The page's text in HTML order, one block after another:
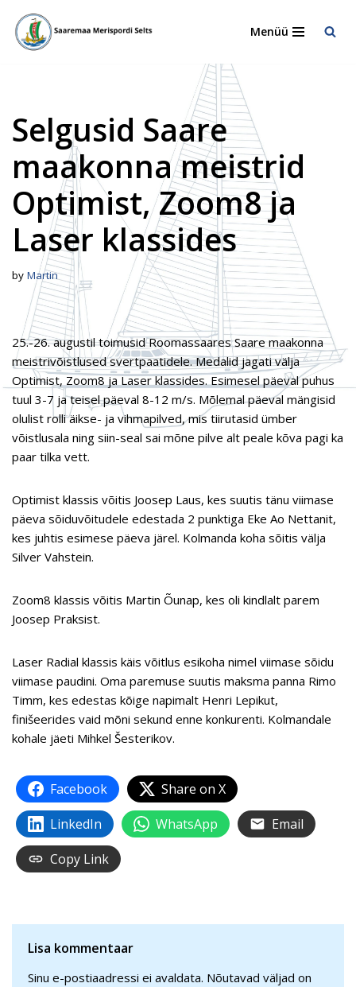
Skip
Menüü
Selgusid Saare
maakonna meistrid
Optimist, Zoom8 ja
Laser klassides
by Martin
25.-26. augustil toimusid Roomassaares Saare maakonna
meistrivõistlused svertpaatidele. Medalid jagati välja
Optimist, Zoom8 ja Laser klassides. Esimesel päeval puhus
tuul 3-7 ja teisel päeval 8-12 m/s. Mõlemal päeval mängisid
olulist rolli äikse- ja vihmapilved, mis tiirutasid ümber
võistlusala ning siin-seal sai mõne pilve alt peale kõva pagi ka
paar tilka vett.
Optimist klassis võitis Joosep Laus, kes suutis tänu viimase
päeva sõiduvõitudele edestada 2 punktiga Eke Ao Nettanit,
kes juhtis esimese päeva järel. Kolmanda koha sõitis välja
Silver Vahstein.
Zoom8 klassis võitis Martin Õunap, kes oli kindlalt parem
Joosep Praksist.
Laser Radial klassis käis võitlus esikoha nimel viimase sõidu
viimase paudini. Oma paremuse suutis maksma panna Rimo
Timm, kes edestas kõige napimalt Henri Lepikut,
finišeerides vaid mõni sekund enne konkurenti. Kolmandale
kohale jäeti Mihkel Šesterikov.
Facebook
Share on X
LinkedIn
WhatsApp
Email
Copy Link
Lisa kommentaar
Sinu e-postiaadressi ei avaldata. Nõutavad väljad on